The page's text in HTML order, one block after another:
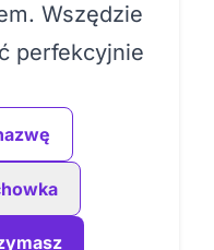
Wszędzie
perfekcyjnie